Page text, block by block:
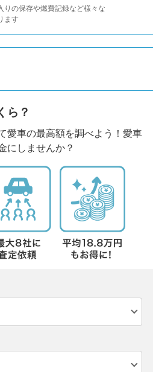
りの保存や燃費記録など様々な
ます
ら？
愛車の最高額を調べよう！愛車
にしませんか？